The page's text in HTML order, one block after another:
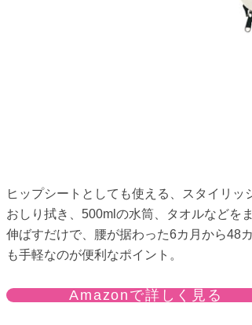
ヒップシートとしても使える、スタイリ
おしり拭き、500mlの水筒、タオルなどを
伸ばすだけで、腰が据わった6カ月から48
も手軽なのが便利なポイント。
Amazonで詳しく見る